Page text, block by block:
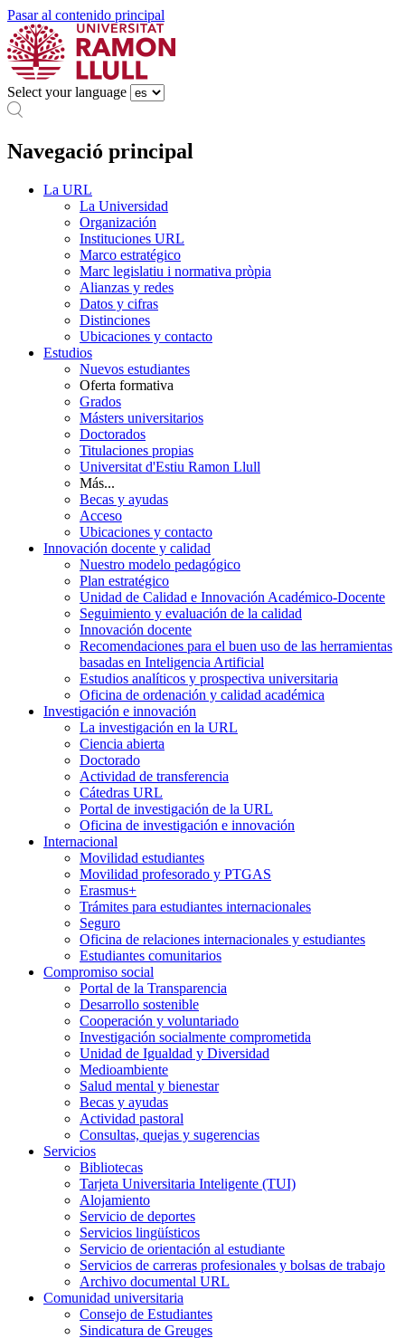
Pasar al contenido principal
Select your language
Navegació principal
La URL
La Universidad
Organización
Instituciones URL
Marco estratégico
Marc legislatiu i normativa pròpia
Alianzas y redes
Datos y cifras
Distinciones
Ubicaciones y contacto
Estudios
Nuevos estudiantes
Oferta formativa
Grados
Másters universitarios
Doctorados
Titulaciones propias
Universitat d'Estiu Ramon Llull
Más...
Becas y ayudas
Acceso
Ubicaciones y contacto
Innovación docente y calidad
Nuestro modelo pedagógico
Plan estratégico
Unidad de Calidad e Innovación Académico-Docente
Seguimiento y evaluación de la calidad
Innovación docente
Recomendaciones para el buen uso de las herramientas
basadas en Inteligencia Artificial
Estudios analíticos y prospectiva universitaria
Oficina de ordenación y calidad académica
Investigación e innovación
La investigación en la URL
Ciencia abierta
Doctorado
Actividad de transferencia
Cátedras URL
Portal de investigación de la URL
Oficina de investigación e innovación
Internacional
Movilidad estudiantes
Movilidad profesorado y PTGAS
Erasmus+
Trámites para estudiantes internacionales
Seguro
Oficina de relaciones internacionales y estudiantes
Estudiantes comunitarios
Compromiso social
Portal de la Transparencia
Desarrollo sostenible
Cooperación y voluntariado
Investigación socialmente comprometida
Unidad de Igualdad y Diversidad
Medioambiente
Salud mental y bienestar
Becas y ayudas
Actividad pastoral
Consultas, quejas y sugerencias
Servicios
Bibliotecas
Tarjeta Universitaria Inteligente (TUI)
Alojamiento
Servicio de deportes
Servicios lingüísticos
Servicio de orientación al estudiante
Servicios de carreras profesionales y bolsas de trabajo
Archivo documental URL
Comunidad universitaria
Consejo de Estudiantes
Sindicatura de Greuges